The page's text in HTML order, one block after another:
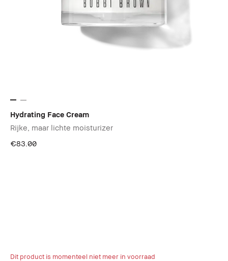
Hydrating Face Cream
Rijke, maar lichte moisturizer
€83.00
Dit product is momenteel niet meer in voorraad